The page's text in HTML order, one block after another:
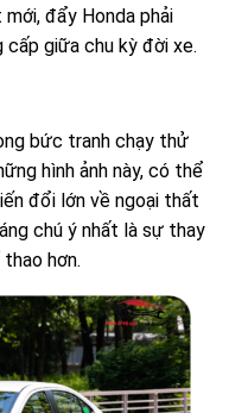
đẩy Honda phải
cấp giữa chu kỳ đời xe.
bức tranh chạy thử
hình ảnh này, có thể
đổi lớn về ngoại thất
chú ý nhất là sự thay
hơn.